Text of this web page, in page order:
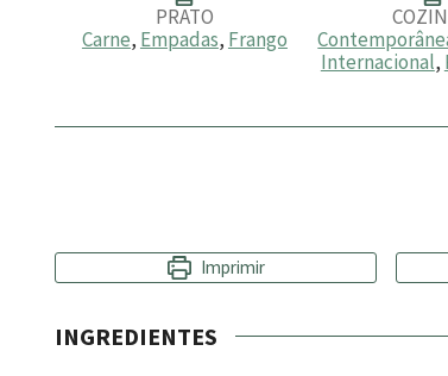
PRATO
Carne, Empadas, Frango
Internacional,
Imprimir
INGREDIENTES